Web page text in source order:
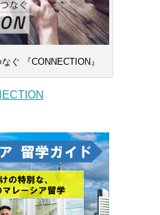
ぐ 『CONNECTION』